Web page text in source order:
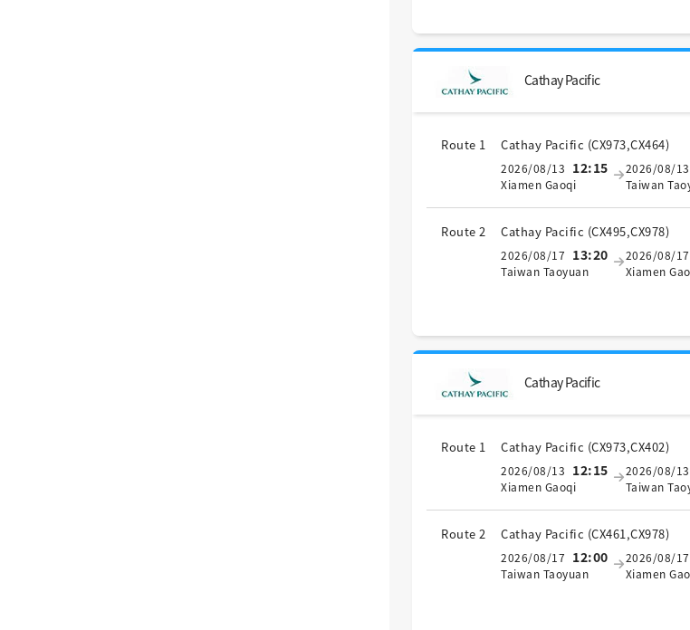
Cathay Pacific
Route 1 Cathay Pacific (CX973,CX464)
2026/08/13 12:15
Xiamen Gaoqi
2026/08/13
Taiwan
Route 2 Cathay Pacific (CX495,CX978)
2026/08/17 13:20
Taiwan Taoyuan
2026/08/17
Xiamen
Cathay Pacific
Route 1 Cathay Pacific (CX973,CX402)
2026/08/13 12:15
Xiamen Gaoqi
2026/08/13
Taiwan
Route 2 Cathay Pacific (CX461,CX978)
2026/08/17 12:00
Taiwan Taoyuan
2026/08/17
Xiamen